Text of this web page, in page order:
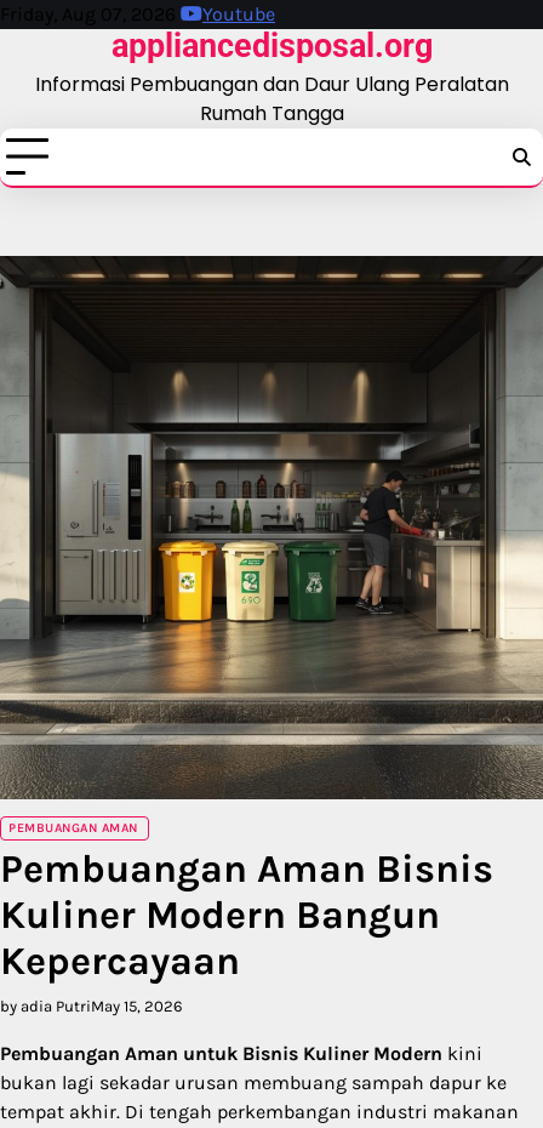
Skip
content
Friday, Aug 07, 2026 Youtube
appliancedisposal.org
Informasi Pembuangan dan Daur Ulang Peralatan
Rumah Tangga
PEMBUANGAN AMAN
Pembuangan Aman Bisnis
Kuliner Modern Bangun
Kepercayaan
by adia PutriMay 15, 2026
Pembuangan Aman untuk Bisnis Kuliner Modern kini
bukan lagi sekadar urusan membuang sampah dapur ke
tempat akhir. Di tengah perkembangan industri makanan